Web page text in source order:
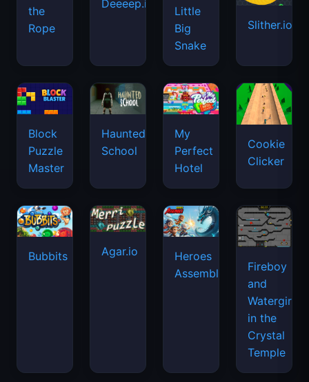
the
Rope
Deeeep.io
Little
Big
Snake
Slither.io
Block
Puzzle
Master
Haunted
School
My
Perfect
Hotel
Cookie
Clicker
Bubbits Agar.io
Heroes
Assemble
Fireboy
and
Watergirl
in the
Crystal
Temple